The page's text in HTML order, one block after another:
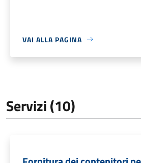
VAI ALLA PAGINA
Servizi (10)